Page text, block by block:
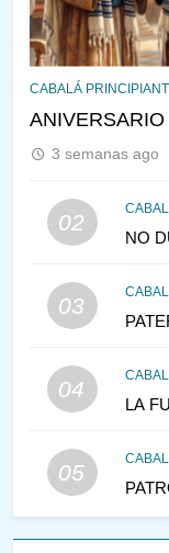
CABALÁ
3 semanas ago
02
NO
03
04
LA
05
145
146
1